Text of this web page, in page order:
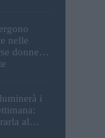
nelle
donne si
i
al